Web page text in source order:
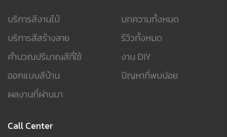
บริการสีงานไม้
บริการสีสร้างลาย
คำนวณปริมาณสีที่ใช้
ออกแบบสีบ้าน
ผลงานที่ผ่านมา
บทความทั้งหมด
รีวิวทั้งหมด
งาน DIY
ปัญหาที่พบบ่อย
Call Center